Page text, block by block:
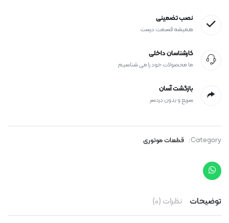
نصب تضمینی
همیشه قسمت درست
کارشناسان داخلی
ما محصولات خود را می شناسیم
بازگشت آسان
سریع و بدون دردسر
Category: قطعات موتوری
توضیحات نظرات (0)